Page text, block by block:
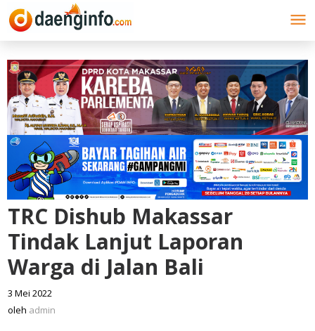
Lewati
ke
TRC Dishub Makassar
Tindak Lanjut Laporan
Warga di Jalan Bali
3 Mei 2022
oleh admin